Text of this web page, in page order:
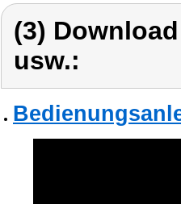
(3)
usw.: